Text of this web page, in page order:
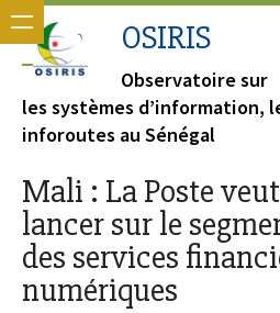
OSIRIS
Observatoire sur
les systèmes d’information,
inforoutes au Sénégal
Mali : La Poste
lancer sur le
des services
numériques